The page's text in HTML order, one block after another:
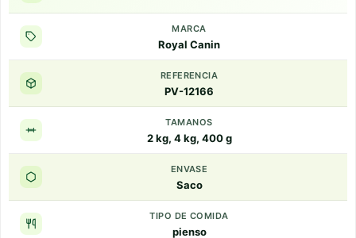
MARCA
Royal Canin
REFERENCIA
PV-12166
TAMANOS
2 kg, 4 kg, 400 g
ENVASE
Saco
TIPO DE COMIDA
pienso